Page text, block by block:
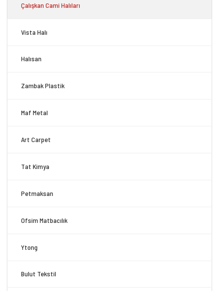
Çalışkan Cami Halıları
Vista Halı
Halısan
Zambak Plastik
Maf Metal
Art Carpet
Tat Kimya
Petmaksan
Ofsim Matbacılık
Ytong
Bulut Tekstil